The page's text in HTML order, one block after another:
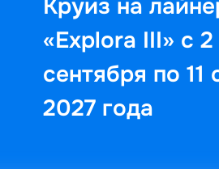
Круиз на
«Explora III» с 2
сентября по 11
2027 года